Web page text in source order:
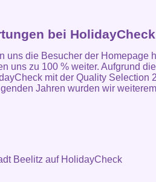
bei
uns die Besucher der Homepage
uns zu 100 % weiter. Aufgrund
mit der Quality Selection
Jahren wurden wir
Beelitz auf HolidayCheck